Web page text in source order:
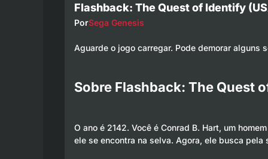
Flashback: The Quest of Identify
PorSega Genesis
Aguarde o jogo carregar. Pode demorar alguns
Sobre Flashback: The Quest
O ano é 2142. Você é Conrad B. Hart, um
ele se encontra na selva. Agora, ele busca